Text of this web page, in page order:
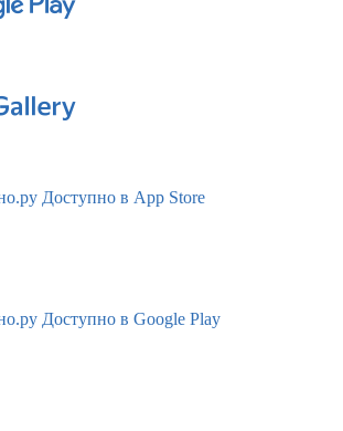
Доступно в App Store
Доступно в Google Play